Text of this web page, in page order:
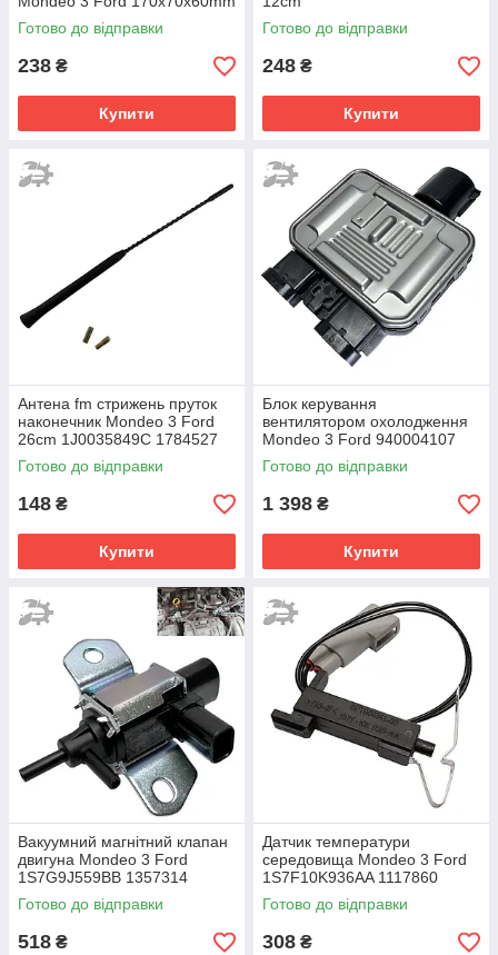
Готово до відправки
238 ₴
Купити
Готово до відправки
248 ₴
Купити
Антена fm стрижень пруток
наконечник Mondeo 3 Ford
26cm 1J0035849C 1784527
100093610 90566812
1784011
Готово до відправки
148 ₴
Купити
Блок керування
вентилятором охолодження
Mondeo 3 Ford 940004107
940004101 940004106
Готово до відправки
1 398 ₴
Купити
Вакуумний магнітний клапан
двигуна Mondeo 3 Ford
1S7G9J559BB 1357314
1S7G9J559BB 1S7G9J559BA
Готово до відправки
518 ₴
Датчик температури
середовища Mondeo 3 Ford
1S7F10K936AA 1117860
1435959 1488894
1S7F10K936AA 6492297
Готово до відправки
308 ₴